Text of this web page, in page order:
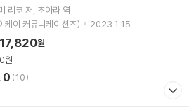
리코 저 조아라 역
케이 커뮤니케이션즈)
2023.1.15.
17,820원
원
(10)